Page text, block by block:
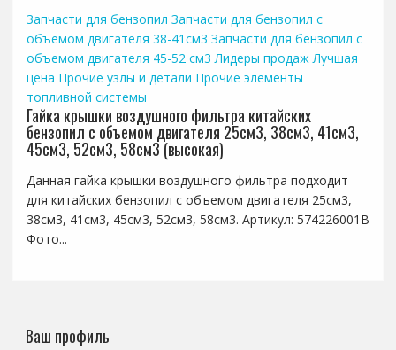
Запчасти для бензопил Запчасти для бензопил с
объемом двигателя 38-41см3 Запчасти для бензопил с
объемом двигателя 45-52 см3 Лидеры продаж Лучшая
цена Прочие узлы и детали Прочие элементы
топливной системы
Гайка крышки воздушного фильтра китайских
бензопил с объемом двигателя 25см3, 38см3, 41см3,
45см3, 52см3, 58см3 (высокая)
Данная гайка крышки воздушного фильтра подходит
для китайских бензопил с объемом двигателя 25см3,
38см3, 41см3, 45см3, 52см3, 58см3. Артикул: 574226001B
Фото...
Ваш профиль